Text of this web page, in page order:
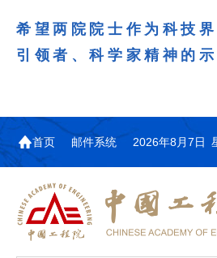
希望两院院士作为科技
引领者、科学家精神的
首页 邮件系统 2026年8月7日